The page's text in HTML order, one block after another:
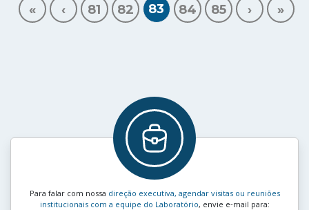
« ‹ 81 82 83 84 85 › »
Para falar com nossa direção executiva, agendar visitas ou reuniões
institucionais com a equipe do Laboratório, envie e‑mail para: